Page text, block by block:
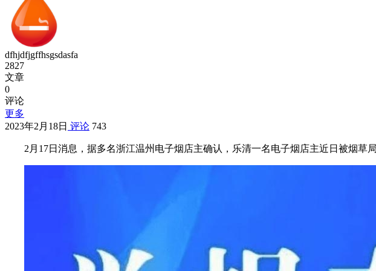
dfhjdfjgffhsgsdasfa
2827
文章
0
评论
更多
2023年2月18日 评论 743
2月17日消息，据多名浙江温州电子烟店主确认，乐清一名电子烟店主近日被烟草